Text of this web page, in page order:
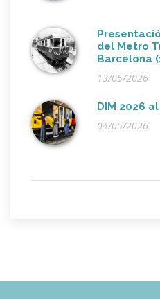
del Metro
Barcelona
13/05/2026
DIM 2026
04/05/2026